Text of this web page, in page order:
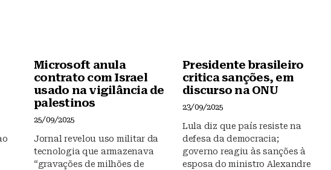
Microsoft anula
contrato com Israel
usado na vigilância de
palestinos
25/09/2025
Jornal revelou uso militar da
tecnologia que armazenava
“gravações de milhões de
Presidente brasileiro
critica sanções, em
discurso na ONU
23/09/2025
Lula diz que país resiste na
defesa da democracia;
governo reagiu às sanções à
esposa do ministro Alexandre